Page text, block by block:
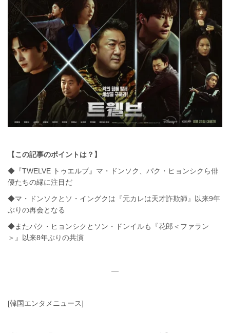
【この記事のポイントは？】
◆『TWELVE トゥエルブ』マ・ドンソク、パク・ヒョンシクら俳
優たちの縁に注目だ
◆マ・ドンソクとソ・イングクは『元カレは天才詐欺師』以来9年
ぶりの再会となる
◆またパク・ヒョンシクとソン・ドンイルも『花郎＜ファラン
＞』以来8年ぶりの共演
—
[韓国エンタメニュース]